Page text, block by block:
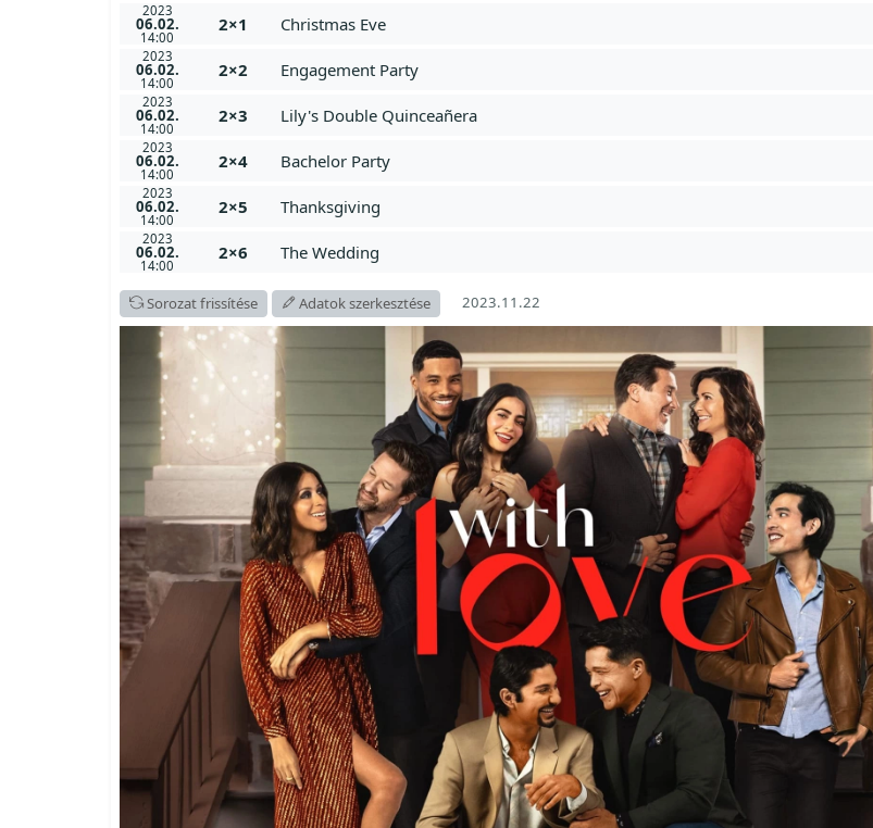
2023
06.02.
14:00
2×1 Christmas Eve
2023
06.02.
14:00
2×2 Engagement Party
2023
06.02.
14:00
2×3 Lily's Double Quinceañera
2023
06.02.
14:00
2×4 Bachelor Party
2023
06.02.
14:00
2×5 Thanksgiving
2023
06.02.
14:00
2×6 The Wedding
Sorozat frissítése Adatok szerkesztése 2023.11.22